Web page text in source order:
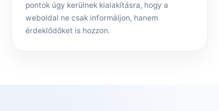
pontok úgy kerülnek kialakításra, hogy a
weboldal ne csak informáljon, hanem
érdeklődőket is hozzon.